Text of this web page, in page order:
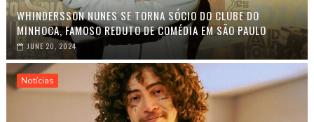
WHINDERSSON NUNES SE TORNA SÓCIO DO CLUBE DO
MINHOCA, FAMOSO REDUTO DE COMÉDIA EM SÃO PAULO
JUNE 20, 2024
Notícias